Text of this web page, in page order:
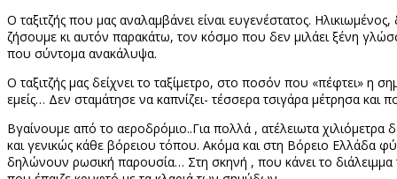
Ο ταξιτζής που μας αναλαμβάνει είναι ευγενέστατος.
ζήσουμε κι αυτόν παρακάτω, τον κόσμο που δεν μιλάει ξένη
που σύντομα ανακάλυψα.
Ο ταξιτζής μας δείχνει το ταξίμετρο, στο ποσόν που «πέφτει» η
εμείς… Δεν σταμάτησε να καπνίζει- τέσσερα τσιγάρα μέτρησα και
Βγαίνουμε από το αεροδρόμιο..Για πολλά , ατέλειωτα
και γενικώς κάθε βόρειου τόπου. Ακόμα και στη Βόρειο Ελλάδα
δηλώνουν ρωσική παρουσία… Στη σκηνή , που κάνει το